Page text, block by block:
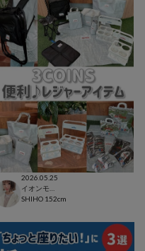
2026.05.25
SHIHO 152cm